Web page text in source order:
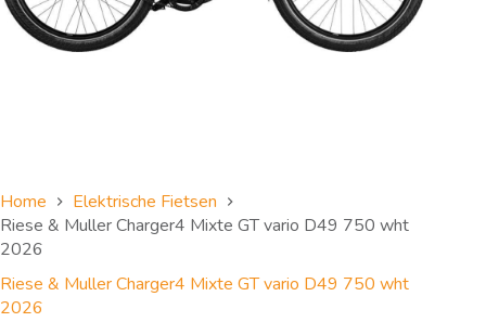
Home
Elektrische Fietsen
Riese & Muller Charger4 Mixte GT vario D49 750 wht
2026
Riese & Muller Charger4 Mixte GT vario D49 750 wht
2026